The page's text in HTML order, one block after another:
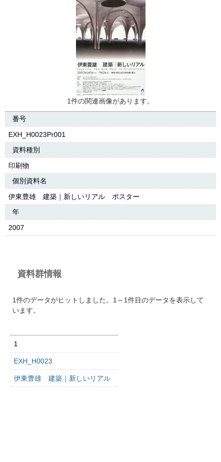
1件の関連画像があります。
番号
EXH_H0023Pr001
資料種別
印刷物
個別資料名
伊東豊雄 建築｜新しいリアル ポスター
年
2007
資料群情報
1件のデータがヒットしました。1～1件目のデータを表示して
います。
1
EXH_H0023
伊東豊雄 建築｜新しいリアル